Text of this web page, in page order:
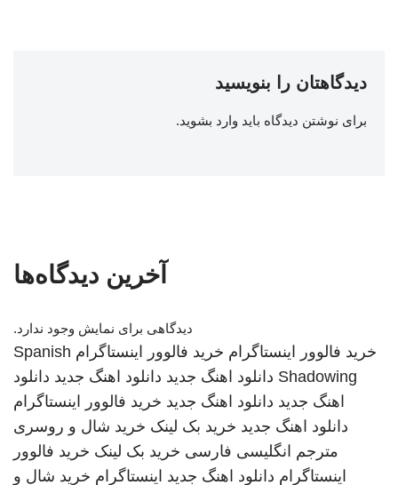
دیدگاهتان را بنویسید
برای نوشتن دیدگاه باید وارد بشوید.
آخرین دیدگاه‌ها
دیدگاهی برای نمایش وجود ندارد.
خرید فالوور اینستاگرام خرید فالوور اینستاگرام Spanish
Shadowing دانلود اهنگ جدید دانلود اهنگ جدید دانلود
اهنگ جدید دانلود اهنگ جدید خرید فالوور اینستاگرام
دانلود اهنگ جدید خرید بک لینک خرید شال و روسری
مترجم انگلیسی فارسی خرید بک لینک خرید فالوور
اینستاگرام دانلود اهنگ جدید اینستاگرام خرید شال و